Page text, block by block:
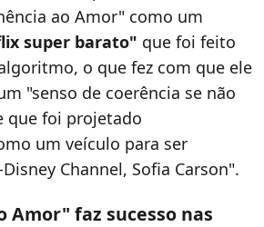
ao Amor" como um
super barato" que foi feito
o que fez com que ele
"senso de coerência se não
que foi projetado
um veículo para ser
Channel, Sofia Carson".
Amor" faz sucesso nas